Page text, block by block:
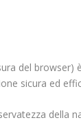
del browser)
sicura ed
della